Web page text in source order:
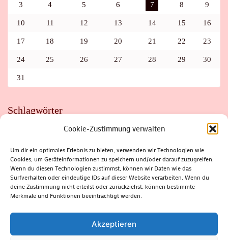
Cookie-Zustimmung verwalten
Um dir ein optimales Erlebnis zu bieten, verwenden wir Technologien wie
Cookies, um Geräteinformationen zu speichern und/oder darauf zuzugreifen.
Wenn du diesen Technologien zustimmst, können wir Daten wie das
Surfverhalten oder eindeutige IDs auf dieser Website verarbeiten. Wenn du
deine Zustimmung nicht erteilst oder zurückziehst, können bestimmte
Merkmale und Funktionen beeinträchtigt werden.
Akzeptieren
3 4 5 6 7 8 9
10 11 12 13 14 15 16
17 18 19 20 21 22 23
24 25 26 27 28 29 30
31
Schlagwörter
FAHRRAD
FLOHMARKT FOLK GEWINNSPIEL
HITZE
HITZEFALLE AUTO
IRISH DANCE JAZZ
KABARETT
KINDER
KIRMES KLASSIK
KLEINE SUHLER REIHE
KRIMI
KULTUR LESUNG LOTTO
MEININGEN
PARASITEN
PILZE SCHLEUSINGEN
SCHULWEG
SOMMERFERIEN
SPORT SRH
STADTFEST
STADTMARKETING
STRASSENSPERRUNG
SUHL
SUHLER FRÜHLING
SUHLER STADTMARKETING
THÜRINGER WALD
ZELLA-MEHLIS